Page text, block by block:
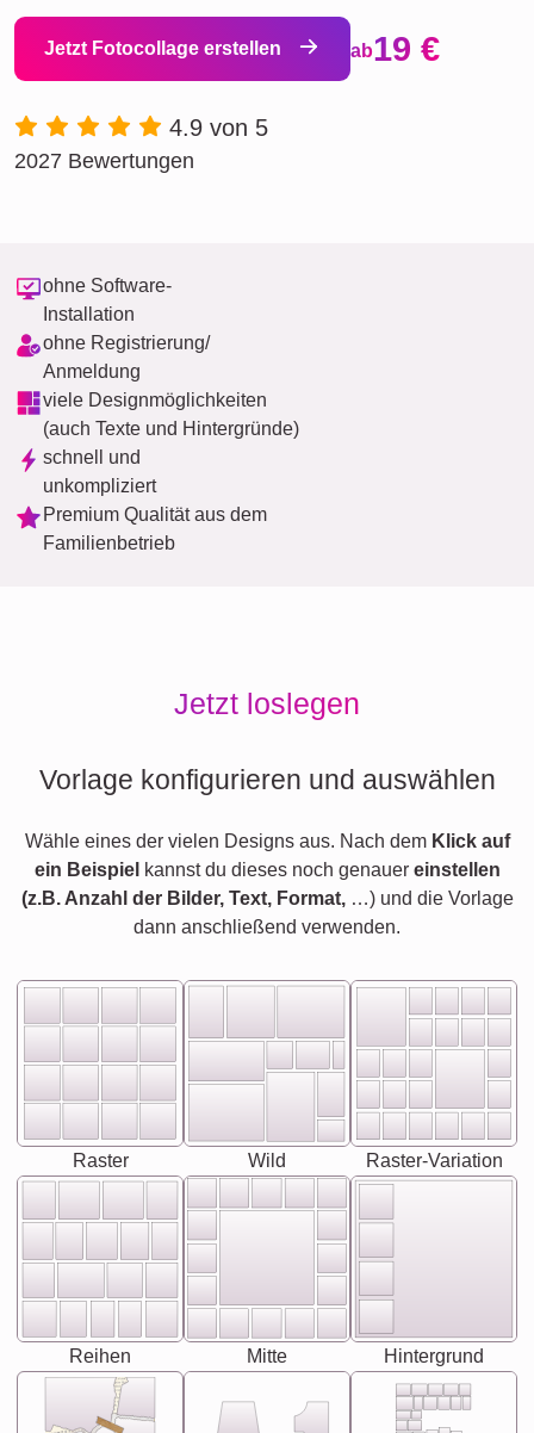
Jetzt Fotocollage erstellen ab19 €
4.9 von 5
2027 Bewertungen
ohne Software-
Installation
ohne Registrierung/
Anmeldung
viele Designmöglichkeiten
(auch Texte und Hintergründe)
schnell und
unkompliziert
Premium Qualität aus dem
Familienbetrieb
Jetzt loslegen
Vorlage konfigurieren und auswählen
Wähle eines der vielen Designs aus. Nach dem Klick auf
ein Beispiel kannst du dieses noch genauer einstellen
(z.B. Anzahl der Bilder, Text, Format,…) und die Vorlage
dann anschließend verwenden.
Raster Wild Raster-Variation
Reihen Mitte Hintergrund